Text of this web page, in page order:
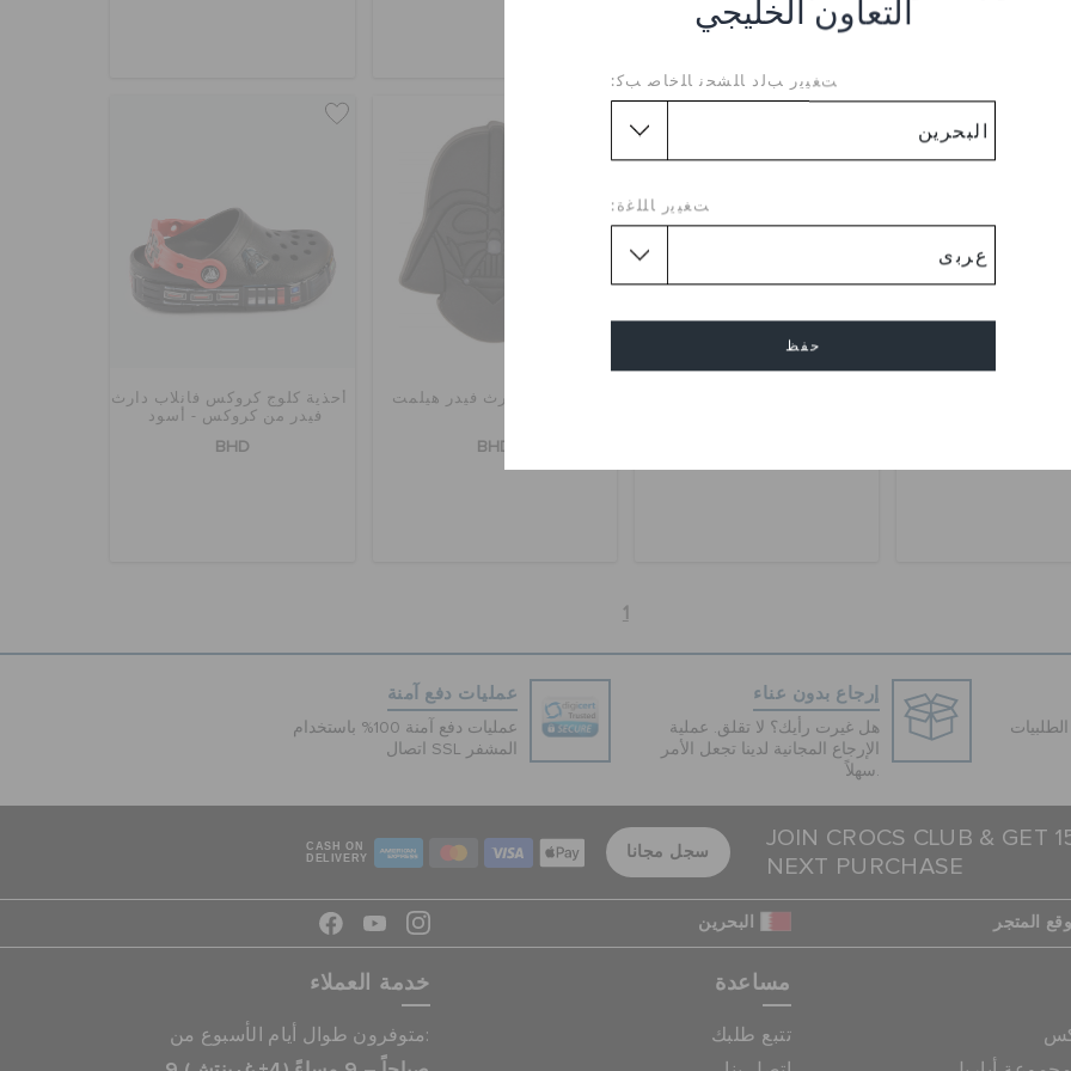
التعاون الخليجي
ﺖﻐﻴﻳﺭ ﺐﻟﺩ ﺎﻠﺸﺤﻧ ﺎﻠﺧﺎﺻ ﺐﻛ:
ﺖﻐﻴﻳﺭ ﺎﻠﻠﻏﺓ:
حفظ
ستار وارز دارث فيدر هيلمت
BHD
أحذية كلوج كروكس فانلاب دارث
فيدر من كروكس - أسود
BHD
1
إرجاع بدون عناء
هل غيرت رأيك؟ لا تقلق. عملية
الإرجاع المجانية لدينا تجعل الأمر
سهلاً.
عمليات دفع آمنة
عمليات دفع آمنة 100% باستخدام
اتصال SSL المشفر
JOIN CROCS CLUB & GET
NEXT PURCHASE
سجل مجانا
CASH ON
DELIVERY
المتجر البحرين
مساعدة
تتبع طلبك
خدمة العملاء
متوفرون طوال أيام الأسبوع من: